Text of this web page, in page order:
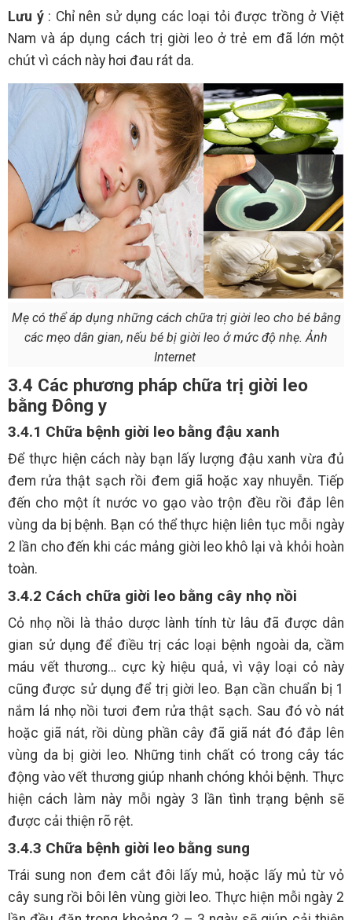
Lưu ý: Chỉ nên sử dụng các loại tỏi được trồng ở Việt
Nam và áp dụng cách trị giời leo ở trẻ em đã lớn một
chút vì cách này hơi đau rát da.
Mẹ có thể áp dụng những cách chữa trị giời leo cho bé bằng
các mẹo dân gian, nếu bé bị giời leo ở mức độ nhẹ. Ảnh
Internet
3.4 Các phương pháp chữa trị giời leo
bằng Đông y
3.4.1 Chữa bệnh giời leo bằng đậu xanh
Để thực hiện cách này bạn lấy lượng đậu xanh vừa đủ
đem rửa thật sạch rồi đem giã hoặc xay nhuyễn. Tiếp
đến cho một ít nước vo gạo vào trộn đều rồi đắp lên
vùng da bị bệnh. Bạn có thể thực hiện liên tục mỗi ngày
2 lần cho đến khi các mảng giời leo khô lại và khỏi hoàn
toàn.
3.4.2 Cách chữa giời leo bằng cây nhọ nồi
Cỏ nhọ nồi là thảo dược lành tính từ lâu đã được dân
gian sử dụng để điều trị các loại bệnh ngoài da, cầm
máu vết thương… cực kỳ hiệu quả, vì vậy loại cỏ này
cũng được sử dụng để trị giời leo. Bạn cần chuẩn bị 1
nắm lá nhọ nồi tươi đem rửa thật sạch. Sau đó vò nát
hoặc giã nát, rồi dùng phần cây đã giã nát đó đắp lên
vùng da bị giời leo. Những tinh chất có trong cây tác
động vào vết thương giúp nhanh chóng khỏi bệnh. Thực
hiện cách làm này mỗi ngày 3 lần tình trạng bệnh sẽ
được cải thiện rõ rệt.
3.4.3 Chữa bệnh giời leo bằng sung
Trái sung non đem cắt đôi lấy mủ, hoặc lấy mủ từ vỏ
cây sung rồi bôi lên vùng giời leo. Thực hiện mỗi ngày 2